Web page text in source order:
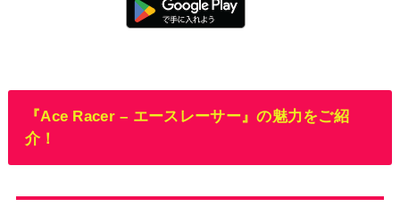
『Ace Racer – エースレーサー』の魅力をご紹
介！